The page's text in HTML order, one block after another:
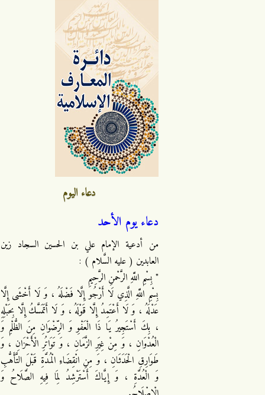
دعاء اليوم
دعاء يوم الأحد
من أدعية الإمام علي بن الحسين السجاد زين
العابدين ( عليه السَّلام ) :
" بِسْمِ اللَّهِ الرَّحْمنِ الرَّحِيمِ
بِسْمِ اللَّهِ الَّذِي لَا أَرْجُو إِلَّا فَضْلَهُ ، وَ لَا أَخْشَى إِلَّا
عَدْلَهُ ، وَ لَا أَعْتَمِدُ إِلَّا قَوْلَهُ ، وَ لَا أَتَمَسَّكُ إِلَّا بِحَبْلِهِ
، بِكَ أَسْتَجِيرُ يَا ذَا الْعَفْوِ وَ الرِّضْوَانِ مِنَ الظُّلْمِ وَ
الْعُدْوَانِ ، وَ مِنْ غِيَرِ الزَّمَانِ ، وَ تَوَاتُرِ الْأَحْزَانِ ، وَ
طَوَارِقِ الْحَدَثَانِ ، وَ مِنِ انْقِضَاءِ الْمُدَّةِ قَبْلَ التَّأَهُّبِ
وَ الْعُدَّةِ ، وَ إِيَّاكَ أَسْتَرْشِدُ لِمَا فِيهِ الصَّلَاحُ وَ